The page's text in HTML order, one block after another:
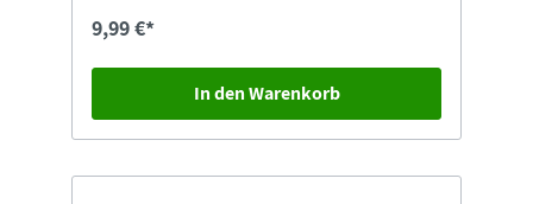
9,99 €*
In den Warenkorb